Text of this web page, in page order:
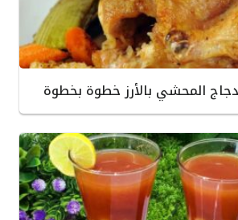
المحشي بالأرز خطوة بخطوة